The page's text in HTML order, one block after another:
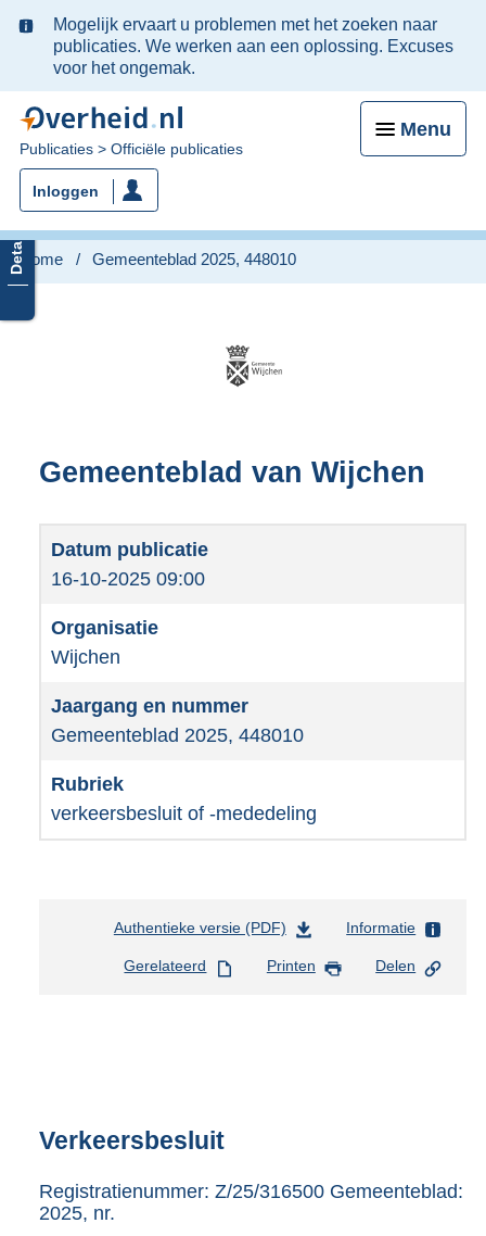
Ter
informatie:
Mogelijk ervaart u problemen met het zoeken naar
publicaties. We werken aan een oplossing. Excuses
voor het ongemak.
Menu
U
bent
nu
hier:
Publicaties Officiële publicaties
Inloggen
Home Gemeenteblad 2025, 448010
Gemeenteblad van Wijchen
16-10-2025 09:00
Wijchen
Gemeenteblad 2025, 448010
verkeersbesluit of -mededeling
Authentieke versie (PDF)
s
t
Informatie
Gerelateerd Printen Delen
Verkeersbesluit
Registratienummer: Z/25/316500 Gemeenteblad:
2025, nr.